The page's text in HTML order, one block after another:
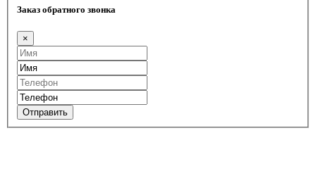
Заказ обратного звонка
×
Отправить